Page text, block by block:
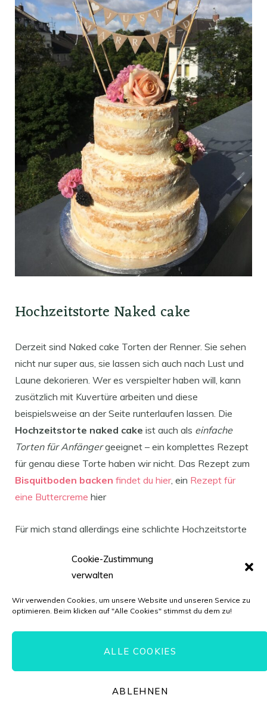
Cookie-Zustimmung
verwalten
Wir verwenden Cookies, um unsere Website und unseren Service zu
optimieren. Beim klicken auf "Alle Cookies" stimmst du dem zu!
ALLE COOKIES
ABLEHNEN
Hochzeitstorte Naked cake
Derzeit sind Naked cake Torten der Renner. Sie sehen
nicht nur super aus, sie lassen sich auch nach Lust und
Laune dekorieren. Wer es verspielter haben will, kann
zusätzlich mit Kuvertüre arbeiten und diese
beispielsweise an der Seite runterlaufen lassen. Die
Hochzeitstorte naked cake ist auch als einfache
Torten für Anfängergeeignet – ein komplettes Rezept
für genau diese Torte haben wir nicht. Das Rezept zum
Bisquitboden backen findet du hier, ein Rezept für
eine Buttercreme hier
Für mich stand allerdings eine schlichte Hochzeitstorte
Farbton verziert werden soll. Für den Inhalt wurden
jeweils verschiedene Geschmacksrichtungen
gewünscht. Die unterste Etage ist mit einer Himbeer-
Quark-Creme gefüllt, in der Mitte befindet sich eine
Joghurt-Zitronen-Creme und in der obersten Etage
befindet sich eine Heidelbeer-Joghurt-Creme.
wird der äußerste Rand eines jeden Bodens mit einer